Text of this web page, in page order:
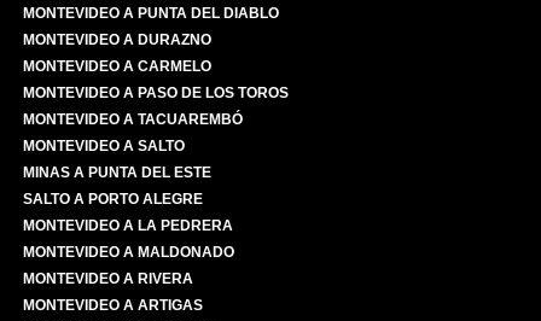
MONTEVIDEO A PUNTA DEL DIABLO
MONTEVIDEO A DURAZNO
MONTEVIDEO A CARMELO
MONTEVIDEO A PASO DE LOS TOROS
MONTEVIDEO A TACUAREMBÓ
MONTEVIDEO A SALTO
MINAS A PUNTA DEL ESTE
SALTO A PORTO ALEGRE
MONTEVIDEO A LA PEDRERA
MONTEVIDEO A MALDONADO
MONTEVIDEO A RIVERA
MONTEVIDEO A ARTIGAS